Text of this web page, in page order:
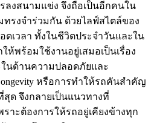
ลงสนามแข่ง จึงถือเป็นอีกคนใน
รงจำร่วมกัน ด้วยไลฟ์สไตล์ของ
เวลา ทั้งในชีวิตประจำวันและใน
ห้พร้อมใช้งานอยู่เสมอเป็นเรื่อง
นด้านความปลอดภัยและ
หรือการทำให้รถคันสำคัญ
ด จึงกลายเป็นแนวทางที่
าะต้องการให้รถอยู่เคียงข้างทุก